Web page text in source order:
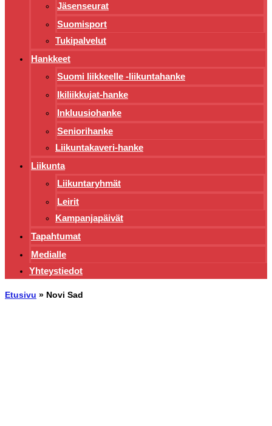
Jäsenseurat
Suomisport
Tukipalvelut
Hankkeet
Suomi liikkeelle -liikuntahanke
Ikiliikkujat-hanke
Inkluusiohanke
Seniorihanke
Liikuntakaveri-hanke
Liikunta
Liikuntaryhmät
Leirit
Kampanjapäivät
Tapahtumat
Medialle
Yhteystiedot
Etusivu » Novi Sad